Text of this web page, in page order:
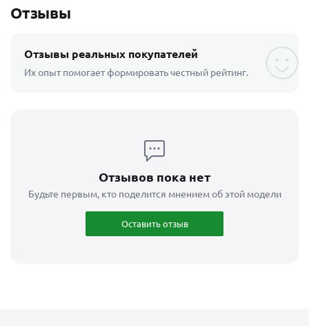
Отзывы
Отзывы реальных покупателей
Их опыт помогает формировать честный рейтинг.
Отзывов пока нет
Будьте первым, кто поделится мнением об этой модели
Оставить отзыв